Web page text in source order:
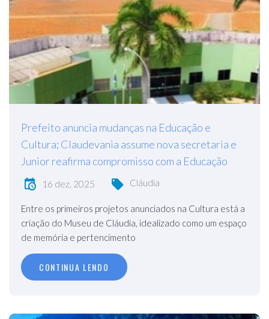
Prefeito anuncia mudanças na Educação e
Cultura; Claudevania assume nova secretaria e
Junior reafirma compromisso com a Educação
16 dez, 2025 Cláudia
Entre os primeiros projetos anunciados na Cultura está a
criação do Museu de Cláudia, idealizado como um espaço
de memória e pertencimento
CONTINUA LENDO